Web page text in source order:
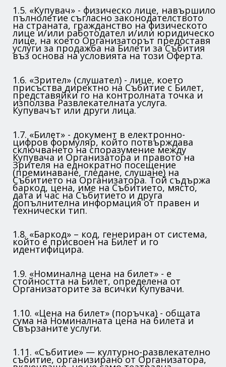
1.5. «Купувач» - физическо лице, навършило
пълнолетие съгласно законодателството
на страната, гражданство на физическото
лице и/или работодател и/или юридическо
лице, на което Организаторът предоставя
услуги за продажба на Билети за Събития
въз основа на условията на този Оферта.
1.6. «Зрител» (слушател) - лице, което
присъства директно на Събитие с Билет,
представяйки го на контролната точка и
използва Развлекателната услуга.
Купувачът или други лица.
1.7. «Билет» - документ в електронно-
цифров формуляр, който потвърждава
сключването на споразумение между
Купувача и Организатора и правото на
Зрителя на еднократно посещение
(преминаване, гледане, слушане) на
Събитието на Организатора. Той съдържа
баркод, цена, име на Събитието, място,
дата и час на Събитието и друга
допълнителна информация от правен и
технически тип.
1.8. «Баркод» – код, генериран от система,
който е присвоен на Билет и го
идентифицира.
1.9. «Номинална цена на билет» - е
стойността на Билет, определена от
Организаторите за всички Купувачи.
1.10. «Цена на билет» (поръчка) - общата
сума на Номиналната цена на билета и
Свързаните услуги.
1.11. «Събитие» — културно-развлекателно
събитие, организирано от Организатора,